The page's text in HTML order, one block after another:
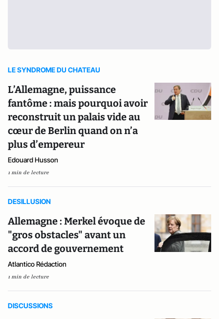
LE SYNDROME DU CHATEAU
L’Allemagne, puissance
fantôme : mais pourquoi avoir
reconstruit un palais vide au
cœur de Berlin quand on n’a
plus d’empereur
Edouard Husson
1 min de lecture
DESILLUSION
Allemagne : Merkel évoque de
"gros obstacles" avant un
accord de gouvernement
Atlantico Rédaction
1 min de lecture
DISCUSSIONS